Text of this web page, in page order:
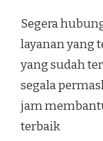
Segera
layanan yang
yang sudah
segala
jam
terbaik